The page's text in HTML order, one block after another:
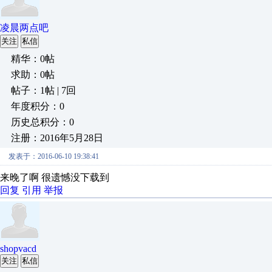
凌晨两点吧
关注 私信
精华：0帖
求助：0帖
帖子：1帖 | 7回
年度积分：0
历史总积分：0
注册：2016年5月28日
发表于：2016-06-10 19:38:41
来晚了啊 很遗憾没下载到
回复 引用 举报
shopvacd
关注 私信